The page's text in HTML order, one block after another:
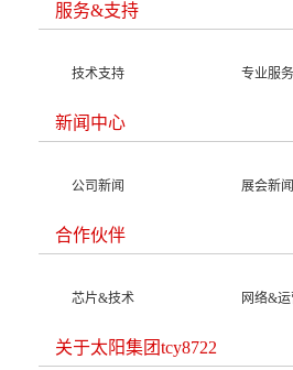
服务&支持
技术支持 专业服务
新闻中心
公司新闻 展会新闻
合作伙伴
芯片&技术 网络&
关于太阳集团tcy8722